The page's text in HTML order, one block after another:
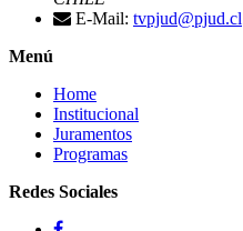
E-Mail: tvpjud@pjud.cl
Menú
Home
Institucional
Juramentos
Programas
Redes Sociales